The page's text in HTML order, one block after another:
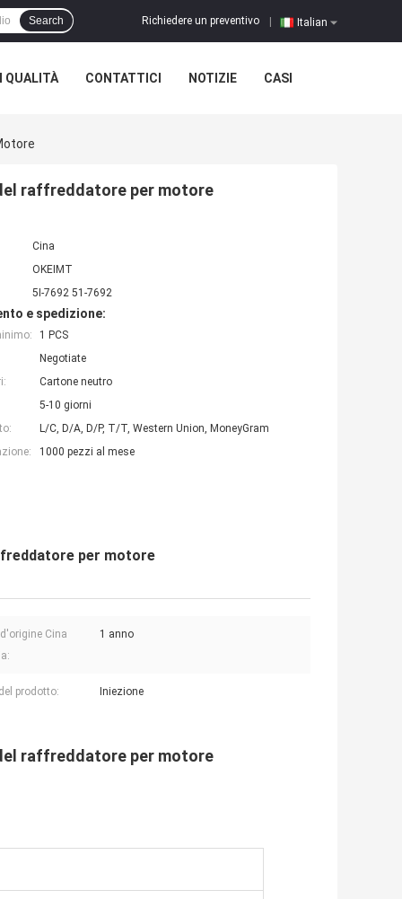
Italian
Richiedere un preventivo
Search
QUALITÀ CONTATTICI NOTIZIE CASI
raffreddatore per motore
Cina
OKEIMT
5I-7692 51-7692
e spedizione:
1 PCS
Negotiate
Cartone neutro
5-10 giorni
L/C, D/A, D/P, T/T, Western Union, MoneyGram
1000 pezzi al mese
per motore
Cina
1 anno
prodotto: Iniezione
raffreddatore per motore